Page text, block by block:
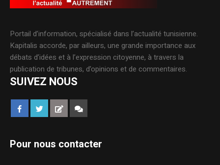
Portail d’information, spécialisé dans l’actualité tunisienne.
Kapitalis accorde, par ailleurs, une grande importance aux
débats d’idées et à l’expression citoyenne, à travers la
publication de tribunes, d’opinions et de commentaires.
SUIVEZ NOUS
Pour nous contacter